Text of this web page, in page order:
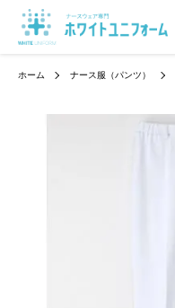
ホーム ナース服（パンツ）